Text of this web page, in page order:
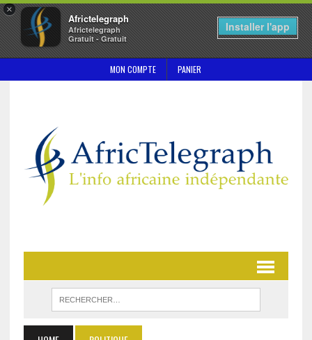
×
Africtelegraph
Africtelegraph
Gratuit - Gratuit
Installer l'app
MON COMPTE PANIER